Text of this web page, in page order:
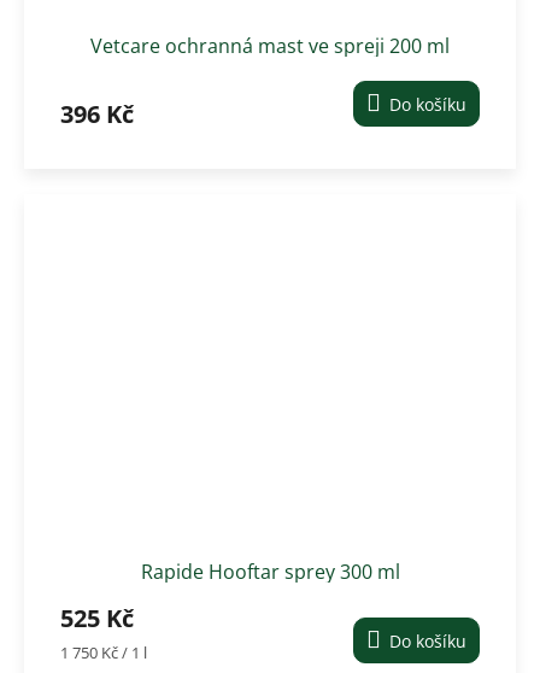
Vetcare ochranná mast ve spreji 200 ml
396 Kč Do košíku
Rapide Hooftar sprey 300 ml
525 Kč
Měrná
1 750 Kč / 1 l Do košíku